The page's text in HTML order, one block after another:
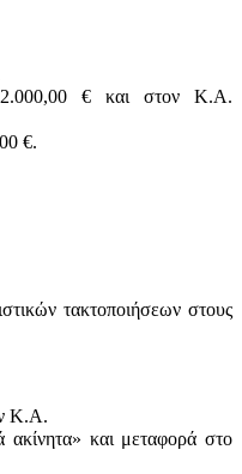
€ και στον Κ.Α.
€.
τακτοποιήσεων στους
Κ.Α.
και μεταφορά στο